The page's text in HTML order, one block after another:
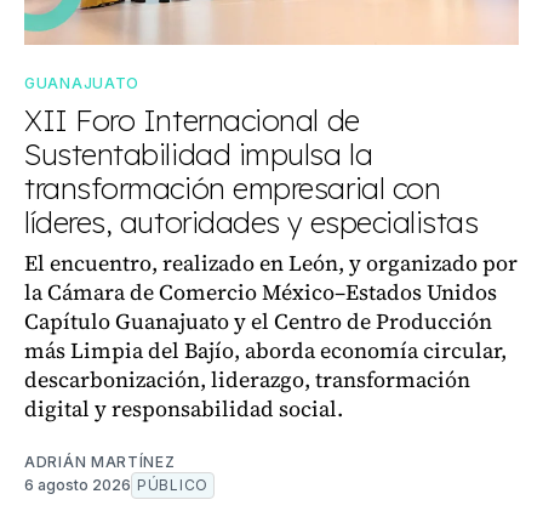
GUANAJUATO
XII Foro Internacional de
Sustentabilidad impulsa la
transformación empresarial con
líderes, autoridades y especialistas
El encuentro, realizado en León, y organizado por
la Cámara de Comercio México–Estados Unidos
Capítulo Guanajuato y el Centro de Producción
más Limpia del Bajío, aborda economía circular,
descarbonización, liderazgo, transformación
digital y responsabilidad social.
ADRIÁN MARTÍNEZ
6 agosto 2026 PÚBLICO